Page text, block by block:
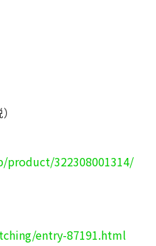
product/322308001314/
entry-87191.html